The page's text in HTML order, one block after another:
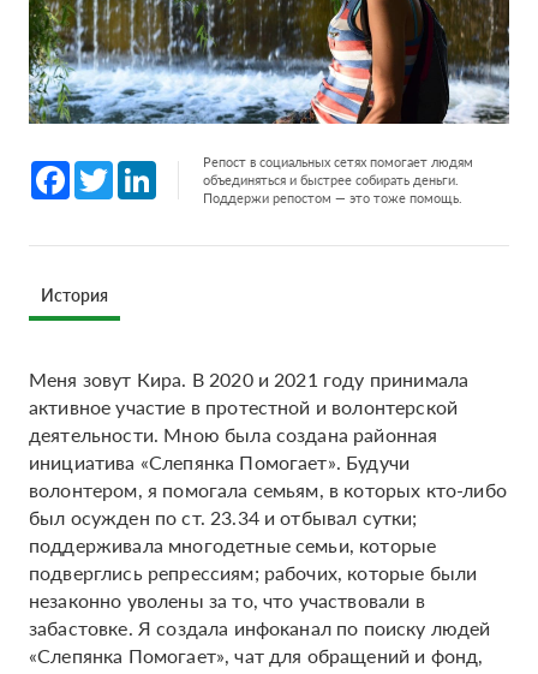
Facebook
Twitter LinkedInРепост в социальных сетях помогает людям
объединяться и быстрее собирать деньги.
Поддержи репостом — это тоже помощь.
История
Меня зовут Кира. В 2020 и 2021 году принимала
активное участие в протестной и волонтерской
деятельности. Мною была создана районная
инициатива «‎Слепянка Помогает». Будучи
волонтером, я помогала семьям, в которых кто-либо
был осужден по ст. 23.34 и отбывал сутки;
поддерживала многодетные семьи, которые
подверглись репрессиям; рабочих, которые были
незаконно уволены за то, что участвовали в
забастовке. Я создала инфоканал по поиску людей
«‎Слепянка Помогает», чат для обращений и фонд,